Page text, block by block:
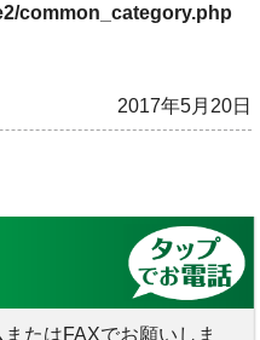
common_category.php
2017年5月20日
たはFAXでお願いしま